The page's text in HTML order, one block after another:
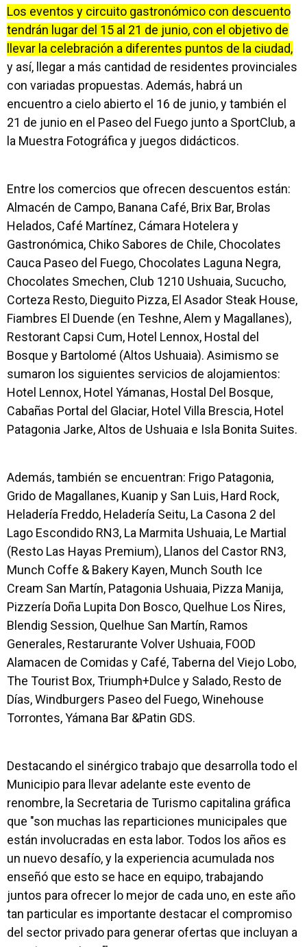
Los eventos y circuito gastronómico con descuento
tendrán lugar del 15 al 21 de junio, con el objetivo de
llevar la celebración a diferentes puntos de la ciudad,
y así, llegar a más cantidad de residentes provinciales
con variadas propuestas. Además, habrá un
encuentro a cielo abierto el 16 de junio, y también el
21 de junio en el Paseo del Fuego junto a SportClub, a
la Muestra Fotográfica y juegos didácticos.
Entre los comercios que ofrecen descuentos están:
Almacén de Campo, Banana Café, Brix Bar, Brolas
Helados, Café Martínez, Cámara Hotelera y
Gastronómica, Chiko Sabores de Chile, Chocolates
Cauca Paseo del Fuego, Chocolates Laguna Negra,
Chocolates Smechen, Club 1210 Ushuaia, Sucucho,
Corteza Resto, Dieguito Pizza, El Asador Steak House,
Fiambres El Duende (en Teshne, Alem y Magallanes),
Restorant Capsi Cum, Hotel Lennox, Hostal del
Bosque y Bartolomé (Altos Ushuaia). Asimismo se
sumaron los siguientes servicios de alojamientos:
Hotel Lennox, Hotel Yámanas, Hostal Del Bosque,
Cabañas Portal del Glaciar, Hotel Villa Brescia, Hotel
Patagonia Jarke, Altos de Ushuaia e Isla Bonita Suites.
Además, también se encuentran: Frigo Patagonia,
Grido de Magallanes, Kuanip y San Luis, Hard Rock,
Heladería Freddo, Heladería Seitu, La Casona 2 del
Lago Escondido RN3, La Marmita Ushuaia, Le Martial
(Resto Las Hayas Premium), Llanos del Castor RN3,
Munch Coffe & Bakery Kayen, Munch South Ice
Cream San Martín, Patagonia Ushuaia, Pizza Manija,
Pizzería Doña Lupita Don Bosco, Quelhue Los Ñires,
Blendig Session, Quelhue San Martín, Ramos
Generales, Restarurante Volver Ushuaia, FOOD
Alamacen de Comidas y Café, Taberna del Viejo Lobo,
The Tourist Box, Triumph+Dulce y Salado, Resto de
Días, Windburgers Paseo del Fuego, Winehouse
Torrontes, Yámana Bar &Patin GDS.
Destacando el sinérgico trabajo que desarrolla todo el
Municipio para llevar adelante este evento de
renombre, la Secretaria de Turismo capitalina gráfica
que "son muchas las reparticiones municipales que
están involucradas en esta labor. Todos los años es
un nuevo desafío, y la experiencia acumulada nos
enseñó que esto se hace en equipo, trabajando
juntos para ofrecer lo mejor de cada uno, en este año
tan particular es importante destacar el compromiso
del sector privado para generar ofertas que incluyan a